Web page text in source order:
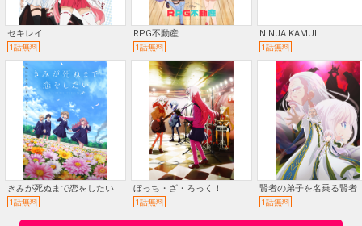
セキレイ
1話無料
きみが死ぬまで恋をしたい
1話無料
RPG不動産
1話無料
ぼっち・ざ・ろっく！
1話無料
NINJA KAMUI
1話無料
賢者の弟子を名乗る賢者
1話無料